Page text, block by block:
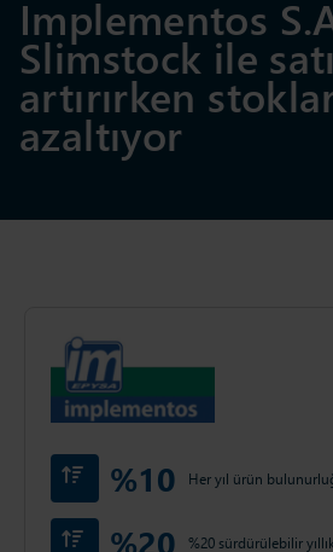
Implementos
Slimstock ile
artırırken
azaltıyor
%10 Her yıl ürün
%20 %20 sürdürülebilir